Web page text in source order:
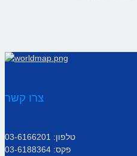
צרו קשר
טלפון: 03-6166201
פקס: 03-6188364